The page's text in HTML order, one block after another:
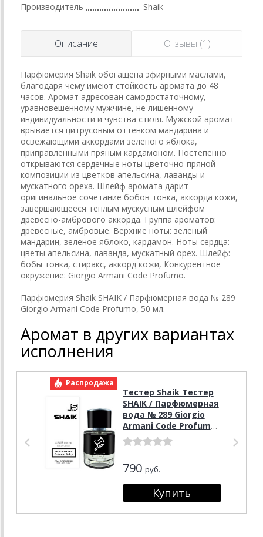
Производитель Shaik
Описание Отзывы (1)
Парфюмерия Shaik обогащена эфирными маслами,
благодаря чему имеют стойкость аромата до 48
часов. Аромат адресован самодостаточному,
уравновешенному мужчине, не лишенному
индивидуальности и чувства стиля. Мужской аромат
врывается цитрусовым оттенком мандарина и
освежающими аккордами зеленого яблока,
приправленными пряным кардамоном. Постепенно
открываются сердечные ноты цветочно-пряной
композиции из цветков апельсина, лаванды и
мускатного ореха. Шлейф аромата дарит
оригинальное сочетание бобов тонка, аккорда кожи,
завершающееся теплым мускусным шлейфом
древесно-амбрового аккорда. Группа ароматов:
древесные, амбровые. Верхние ноты: зеленый
мандарин, зеленое яблоко, кардамон. Ноты сердца:
цветы апельсина, лаванда, мускатный орех. Шлейф:
бобы тонка, стиракс, аккорд кожи, Конкурентное
окружение: Giorgio Armani Code Profumo.
Парфюмерия Shaik SHAIK / Парфюмерная вода № 289
Giorgio Armani Code Profumo, 50 мл.
Аромат в других вариантах
исполнения
Распродажа
Тестер Shaik Тестер
SHAIK / Парфюмерная
вода № 289 Giorgio
Armani Code Profumo,
25 мл.
790 руб.